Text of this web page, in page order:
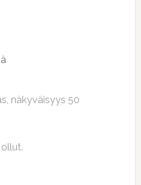
näkyväisyys 50